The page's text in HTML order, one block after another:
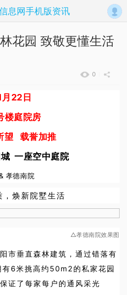
息网手机版资讯
花园 致敬更懂生活
0
月22日
楼庭院房
望 载誉加推
一座空中庭院
孝德南院
，焕新院墅生活
△孝德南院效果图
市垂直森林建筑，通过错落有
6米挑高约50m2的私家花园
保证了每家每户的通风采光